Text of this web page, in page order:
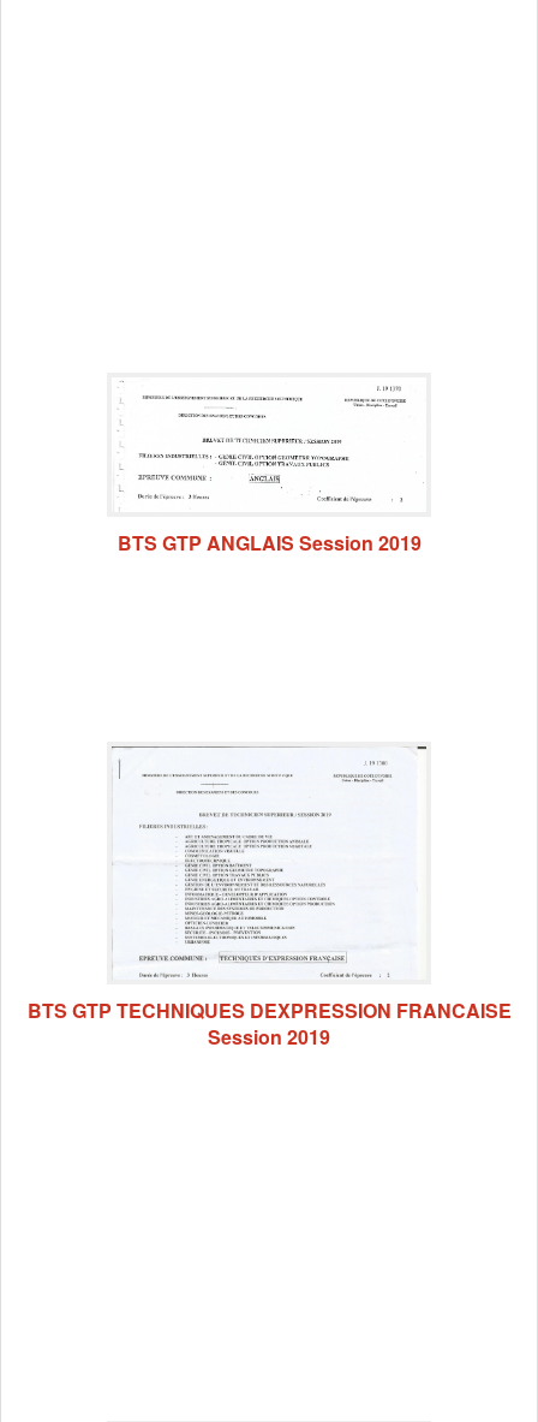
BTS GTP ANGLAIS Session 2019
BTS GTP TECHNIQUES DEXPRESSION FRANCAISE
Session 2019